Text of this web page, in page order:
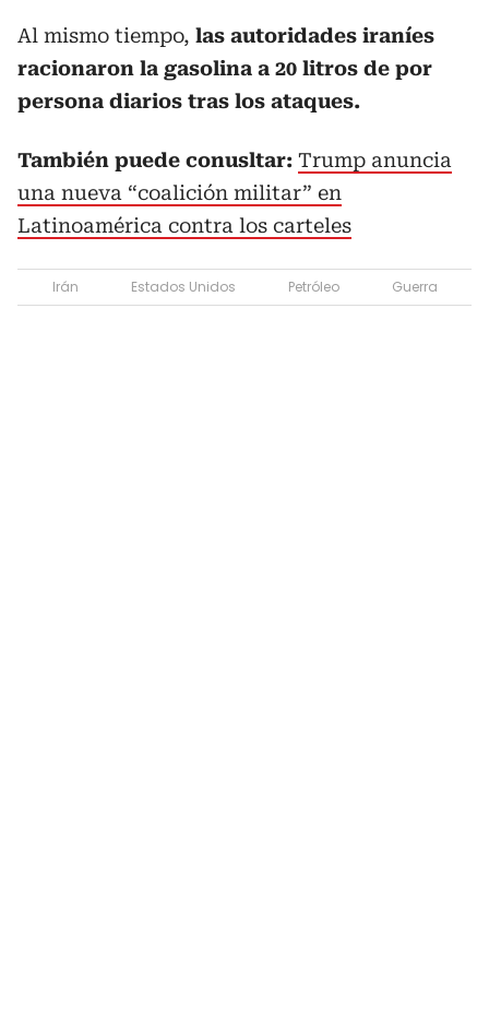
Al mismo tiempo, las autoridades iraníes
racionaron la gasolina a 20 litros de por
persona diarios tras los ataques.
También puede conusltar: Trump anuncia
una nueva “coalición militar” en
Latinoamérica contra los carteles
Irán Estados Unidos Petróleo Guerra